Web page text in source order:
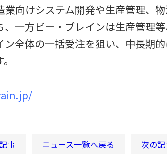
向けシステム開発や生産管理、物
一方ビー・ブレインは生産管理
全体の一括受注を狙い、中長期
事 ニュース一覧へ戻る 次の